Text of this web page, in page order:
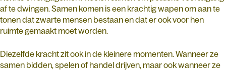
af te dwingen. Samen komen is een krachtig wapen om aan te
tonen dat zwarte mensen bestaan en dat er ook voor hen
ruimte gemaakt moet worden.
Diezelfde kracht zit ook in de kleinere momenten. Wanneer ze
samen bidden, spelen of handel drijven, maar ook wanneer ze